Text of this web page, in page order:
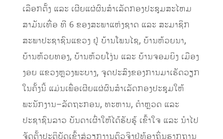
ເລືອກຕັ້ງ ແລະ ເຜີຍແຜ່ຜົນສຳເລັດກອງປະຊຸມສະໄຫມ
ສາມັນເທື່ອ ທີ 6 ຂອງສະພາແຫ່ງຊາດ ແລະ ສະມາຊິກ
ສະພາປະຊາຊົນແຂວງ ຢູ່ ບ້ານໂພນໄຊ, ບ້ານຫ້ວຍນາ,
ບ້ານຫ້ວຍທອງ, ບ້ານຫ້ວຍໂງ່ນ ແລະ ບ້ານຈອມຍິງ ເມືອງ
ງອຍ ແຂວງຫຼວງພະບາງ, ຈຸດປະສົງຂອງການມາເຮັດວຽກ
ໃນຄັ້ງນີ້ ແມ່ນເພື່ອເຜີຍແຜ່ຜົນສໍາເລັດກອງປະຊຸມໃຫ້
ພະນັກງານ–ລັດຖະກອນ, ທະຫານ, ຕໍາຫຼວດ ແລະ
ປະຊາຊົນລາວ ບັນດາເຜົ່າໃຫ້ໄດ້ຮັບຮູ້ ເຂົ້າໃຈ ແລະ ນໍາໄປ
ຈັດຕັ້ງປະຕິບັດເຂົ້າສູ່ວຽກງານຕົວຈິງຢູ່ທ້ອງຖິ່ນຮາກຖານ